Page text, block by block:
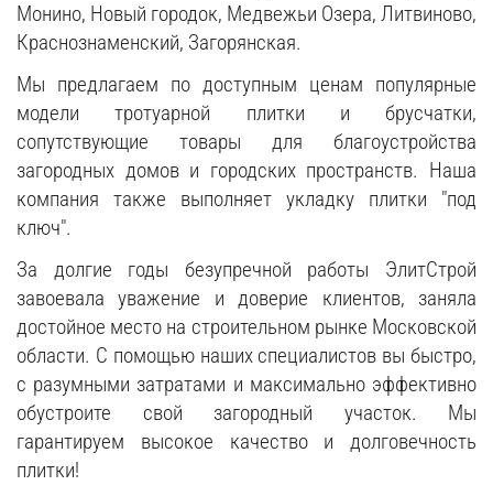
Монино, Новый городок, Медвежьи Озера, Литвиново,
Краснознаменский, Загорянская.
Мы предлагаем по доступным ценам популярные
модели тротуарной плитки и брусчатки,
сопутствующие товары для благоустройства
загородных домов и городских пространств. Наша
компания также выполняет укладку плитки "под
ключ".
За долгие годы безупречной работы ЭлитСтрой
завоевала уважение и доверие клиентов, заняла
достойное место на строительном рынке Московской
области. С помощью наших специалистов вы быстро,
с разумными затратами и максимально эффективно
обустроите свой загородный участок. Мы
гарантируем высокое качество и долговечность
плитки!